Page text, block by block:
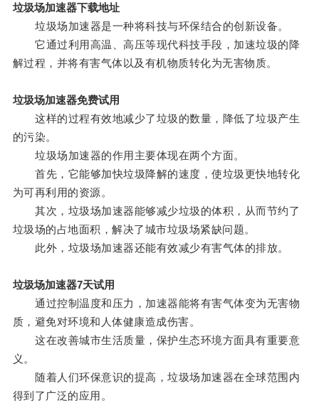
垃圾场加速器下载地址
垃圾场加速器是一种将科技与环保结合的创新设备。
它通过利用高温、高压等现代科技手段，加速垃圾的降
解过程，并将有害气体以及有机物质转化为无害物质。
垃圾场加速器免费试用
这样的过程有效地减少了垃圾的数量，降低了垃圾产生
的污染。
垃圾场加速器的作用主要体现在两个方面。
首先，它能够加快垃圾降解的速度，使垃圾更快地转化
为可再利用的资源。
其次，垃圾场加速器能够减少垃圾的体积，从而节约了
垃圾场的占地面积，解决了城市垃圾场紧缺问题。
此外，垃圾场加速器还能有效减少有害气体的排放。
垃圾场加速器7天试用
通过控制温度和压力，加速器能将有害气体变为无害物
质，避免对环境和人体健康造成伤害。
这在改善城市生活质量，保护生态环境方面具有重要意
义。
随着人们环保意识的提高，垃圾场加速器在全球范围内
得到了广泛的应用。